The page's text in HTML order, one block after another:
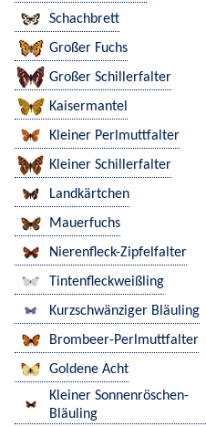
Schachbrett
Großer Fuchs
Großer Schillerfalter
Kaisermantel
Kleiner Perlmuttfalter
Kleiner Schillerfalter
Landkärtchen
Mauerfuchs
Nierenfleck-Zipfelfalter
Tintenfleckweißling
Kurzschwänziger Bläuling
Brombeer-Perlmuttfalter
Goldene Acht
Kleiner Sonnenröschen-
Bläuling